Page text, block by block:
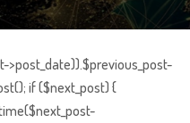
if ($next_post) {